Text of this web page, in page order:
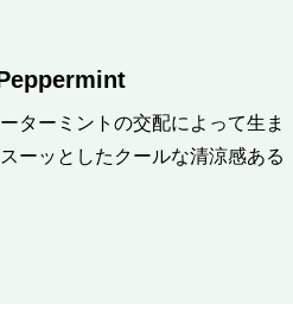
ターミントの交配によって生ま
ーッとしたクールな清涼感ある